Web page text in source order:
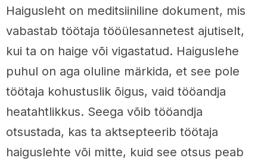
Haigusleht on meditsiiniline dokument, mis
vabastab töötaja tööülesannetest ajutiselt,
kui ta on haige või vigastatud. Haiguslehe
puhul on aga oluline märkida, et see pole
töötaja kohustuslik õigus, vaid tööandja
heatahtlikkus. Seega võib tööandja
otsustada, kas ta aktsepteerib töötaja
haiguslehte või mitte, kuid see otsus peab